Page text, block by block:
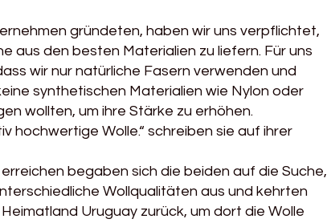
gründeten, haben wir uns verpflichtet,
aus den besten Materialien zu liefern. Für uns
wir nur natürliche Fasern verwenden und
synthetischen Materialien wie Nylon oder
wollten, um ihre Stärke zu erhöhen.
hochwertige Wolle.“ schreiben sie auf ihrer
erreichen begaben sich die beiden auf die Suche,
Wollqualitäten aus und kehrten
Uruguay zurück, um dort die Wolle